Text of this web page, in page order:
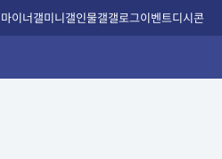
마이너갤미니갤인물갤갤로그이벤트디시콘